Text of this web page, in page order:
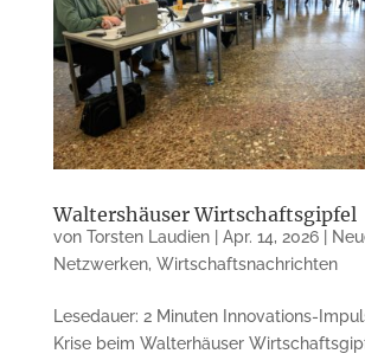
Waltershäuser Wirtschaftsgipfel
von Torsten Laudien| Apr. 14, 2026|
Netzwerken, Wirtschaftsnachrichten
Lesedauer: 2 Minuten Innovations-
Krise beim Walterhäuser